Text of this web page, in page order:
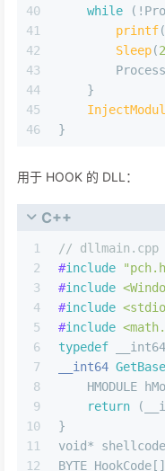
40
41
42
43
44
45
46
while
printf(
Sleep(
    }
}
用于 HOOK 的 DLL：
C++
1
2
3
4
5
6
7
8
9
10
11
12
// dllmain.cpp :
#include
#include
#include
#include
typedef
__int64
HMODULE
return
}
void*
BYTE